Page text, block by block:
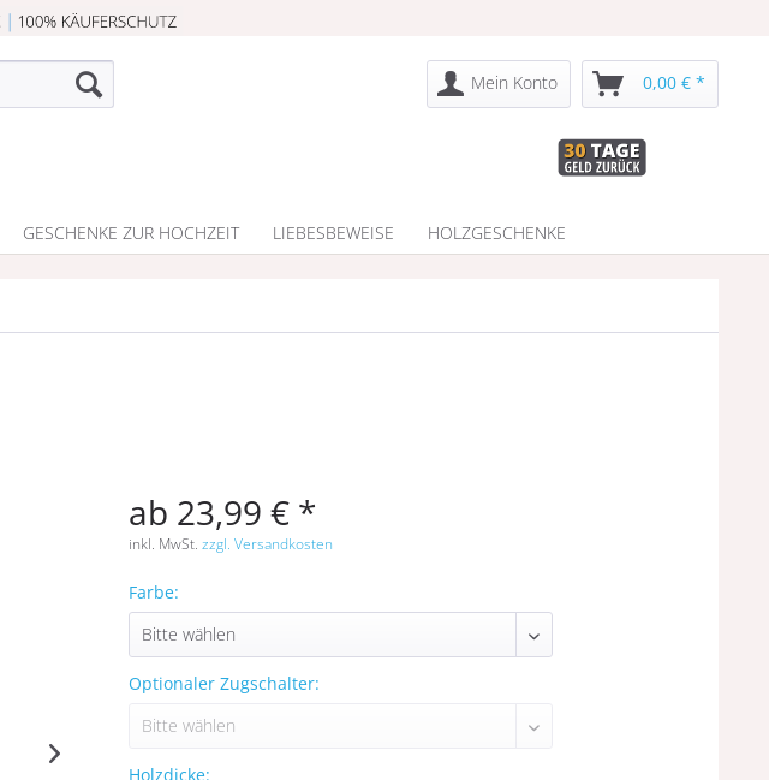
Mein Konto 0,00 € *
GESCHENKE ZUR HOCHZEIT LIEBESBEWEISE HOLZGESCHENKE
ab 23,99 € *
inkl. MwSt.zzgl. Versandkosten
Farbe:
Optionaler Zugschalter:
Holzdicke: